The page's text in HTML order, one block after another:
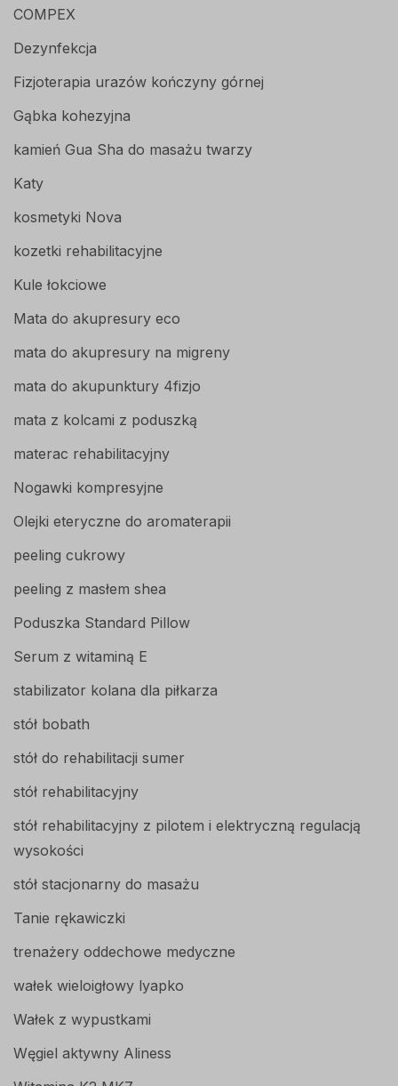
COMPEX
Dezynfekcja
Fizjoterapia urazów kończyny górnej
Gąbka kohezyjna
kamień Gua Sha do masażu twarzy
Katy
kosmetyki Nova
kozetki rehabilitacyjne
Kule łokciowe
Mata do akupresury eco
mata do akupresury na migreny
mata do akupunktury 4fizjo
mata z kolcami z poduszką
materac rehabilitacyjny
Nogawki kompresyjne
Olejki eteryczne do aromaterapii
peeling cukrowy
peeling z masłem shea
Poduszka Standard Pillow
Serum z witaminą E
stabilizator kolana dla piłkarza
stół bobath
stół do rehabilitacji sumer
stół rehabilitacyjny
stół rehabilitacyjny z pilotem i elektryczną regulacją
wysokości
stół stacjonarny do masażu
Tanie rękawiczki
trenażery oddechowe medyczne
wałek wieloigłowy lyapko
Wałek z wypustkami
Węgiel aktywny Aliness